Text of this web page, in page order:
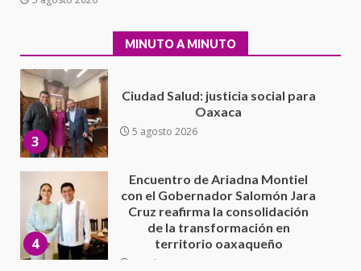
MINUTO A MINUTO
Escuela Secundaria General
Moisés Sáenz Garza
3
Ciudad Salud: justicia social para
Oaxaca
5 agosto 2026
4
Encuentro de Ariadna Montiel
con el Gobernador Salomón Jara
Cruz reafirma la consolidación
de la transformación en
territorio oaxaqueño
30 julio 2026